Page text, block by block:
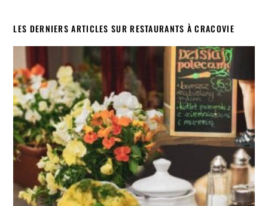
LES DERNIERS ARTICLES SUR RESTAURANTS À CRACOVIE